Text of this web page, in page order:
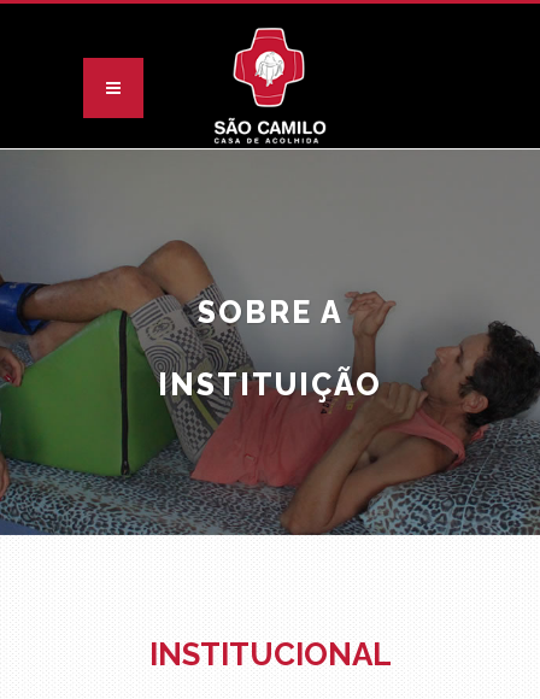
SOBRE A
INSTITUIÇÃO
INSTITUCIONAL